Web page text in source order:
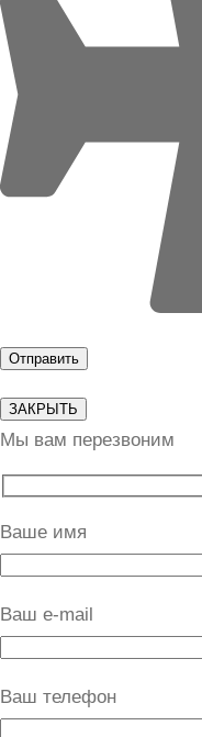
ЗАКРЫТЬ
Мы вам перезвоним
Ваше имя
Ваш e-mail
Ваш телефон